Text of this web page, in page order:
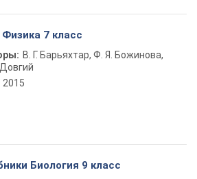
7 класс
В. Г. Барьяхтар, Ф. Я. Божинова,
2015
Биология 9 класс